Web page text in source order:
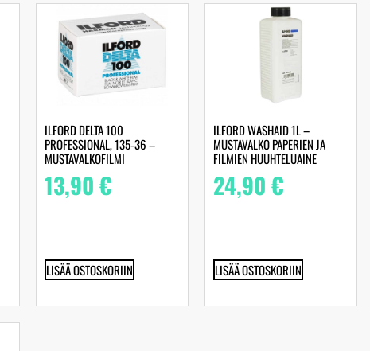
ILFORD DELTA 100
PROFESSIONAL, 135-36 –
MUSTAVALKOFILMI
13,90€
LISÄÄ OSTOSKORIIN
ILFORD WASHAID 1L –
MUSTAVALKO PAPERIEN JA
FILMIEN HUUHTELUAINE
24,90€
LISÄÄ OSTOSKORIIN